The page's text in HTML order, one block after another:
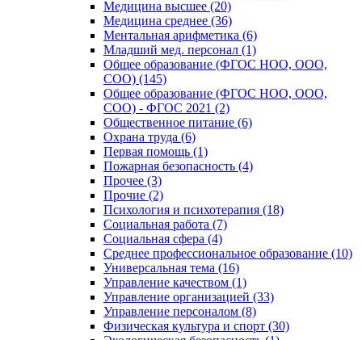
Медицина высшее (20)
Медицина среднее (36)
Ментальная арифметика (6)
Младший мед. персонал (1)
Общее образование (ФГОС НОО, ООО,
СОО) (145)
Общее образование (ФГОС НОО, ООО,
СОО) - ФГОС 2021 (2)
Общественное питание (6)
Охрана труда (6)
Первая помощь (1)
Пожарная безопасность (4)
Прочее (3)
Прочие (2)
Психология и психотерапия (18)
Социальная работа (7)
Социальная сфера (4)
Среднее профессиональное образование (10)
Универсальная тема (16)
Управление качеством (1)
Управление организацией (33)
Управление персоналом (8)
Физическая культура и спорт (30)